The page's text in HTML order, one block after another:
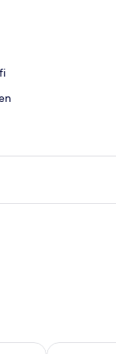
voor morgen aug
De